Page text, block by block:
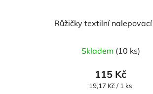
Růžičky textilní
hodnocení
produktu
je
Skladem (10 ks)
115 Kč
Měrná
19,17 Kč / 1 ks